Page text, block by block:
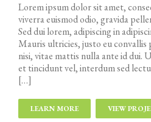
Lorem ipsum dolor sit amet,
viverra euismod odio, gravida
Sed dui lorem, adipiscing in
Mauris ultricies, justo eu convallis
nisi, vitae mattis nulla ante id dui.
et tincidunt vel, interdum sed
[…]
LEARN MORE VIEW